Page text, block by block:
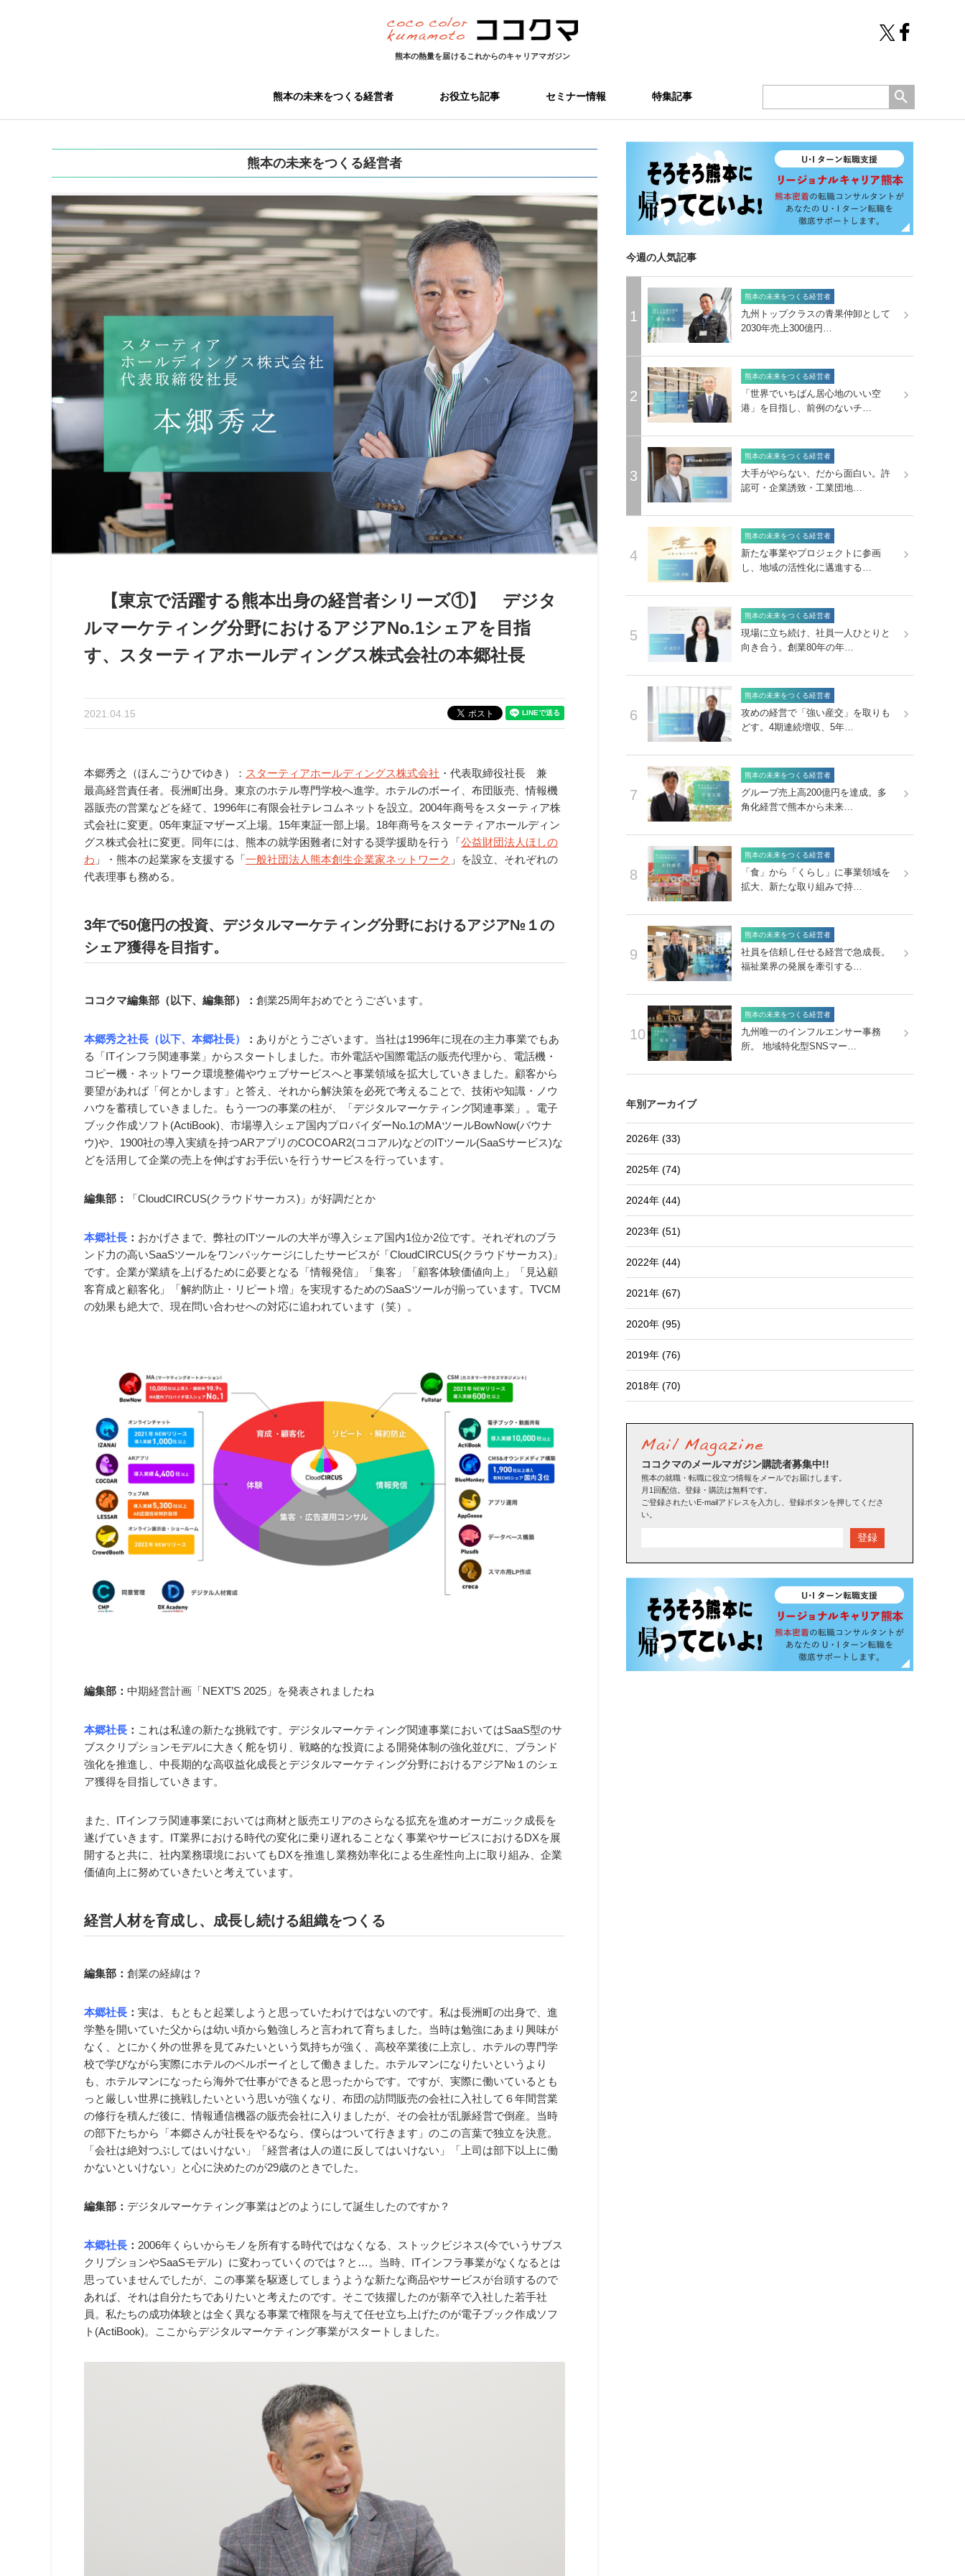
熊本の熱量を届けるこれからのキャリアマガジン
熊本の未来をつくる経営者 お役立ち記事 セミナー情報 特集記事
熊本の未来をつくる経営者
【東京で活躍する熊本出身の経営者シリーズ①】 デジタ
ルマーケティング分野におけるアジアNo.1シェアを目指
す、スターティアホールディングス株式会社の本郷社長
2021.04.15
本郷秀之（ほんごうひでゆき）： スターティアホールディングス株式会社 ・代表取締役社長 兼
最高経営責任者。長洲町出身。東京のホテル専門学校へ進学。ホテルのボーイ、布団販売、情報機
器販売の営業などを経て、1996年に有限会社テレコムネットを設立。2004年商号をスターティア株
式会社に変更。05年東証マザーズ上場。15年東証一部上場。18年商号をスターティアホールディン
グス株式会社に変更。同年には、熊本の就学困難者に対する奨学援助を⾏う「公益財団法人ほしの
わ 」・熊本の起業家を支援する「一般社団法人熊本創生企業家ネットワーク 」を設立、それぞれの
代表理事も務める。
3年で50億円の投資、デジタルマーケティング分野におけるアジア№１の
シェア獲得を目指す。
ココクマ編集部（以下、編集部） ： 創業25周年おめでとうございます。
本郷秀之社長（以下、本郷社長） ： ありがとうございます。当社は1996年に現在の主力事業でもあ
る「ITインフラ関連事業」からスタートしました。市外電話や国際電話の販売代理から、電話機・
コピー機・ネットワーク環境整備やウェブサービスへと事業領域を拡大していきました。顧客から
要望があれば「何とかします」と答え、それから解決策を必死で考えることで、技術や知識・ノウ
ハウを蓄積していきました。もう一つの事業の柱が、「デジタルマーケティング関連事業」。電子
ブック作成ソフト(ActiBook)、市場導入シェア国内プロバイダーNo.1のMAツールBowNow(バウナ
ウ)や、1900社の導⼊実績を持つARアプリのCOCOAR2(ココアル)などのITツール(SaaSサービス)な
どを活用して企業の売上を伸ばすお手伝いを行うサービスを行っています。
編集部： 「CloudCIRCUS(クラウドサーカス)」が好調だとか
本郷社長 ： おかげさまで、弊社のITツールの大半が導入シェア国内1位か2位です。それぞれのブラ
ンド力の高いSaaSツールをワンパッケージにしたサービスが「CloudCIRCUS(クラウドサーカス)」
です。企業が業績を上げるために必要となる「情報発信」「集客」「顧客体験価値向上」「見込顧
客育成と顧客化」「解約防止・リピート増」を実現するためのSaaSツールが揃っています。TVCM
の効果も絶大で、現在問い合わせへの対応に追われています（笑）。
編集部： 中期経営計画「NEXT’S 2025」を発表されましたね
本郷社長 ： これは私達の新たな挑戦です。デジタルマーケティング関連事業においてはSaaS型のサ
ブスクリプションモデルに大きく舵を切り、戦略的な投資による開発体制の強化並びに、ブランド
強化を推進し、中長期的な高収益化成長とデジタルマーケティング分野におけるアジア№１のシェ
ア獲得を目指していきます。
また、ITインフラ関連事業においては商材と販売エリアのさらなる拡充を進めオーガニック成長を
遂げていきます。IT業界における時代の変化に乗り遅れることなく事業やサービスにおけるDXを展
開すると共に、社内業務環境においてもDXを推進し業務効率化による生産性向上に取り組み、企業
価値向上に努めていきたいと考えています。
経営人材を育成し、成長し続ける組織をつくる
編集部： 創業の経緯は？
本郷社長 ： 実は、もともと起業しようと思っていたわけではないのです。私は長洲町の出身で、進
学塾を開いていた父からは幼い頃から勉強しろと言われて育ちました。当時は勉強にあまり興味が
なく、とにかく外の世界を見てみたいという気持ちが強く、高校卒業後に上京し、ホテルの専門学
校で学びながら実際にホテルのベルボーイとして働きました。ホテルマンになりたいというより
も、ホテルマンになったら海外で仕事ができると思ったからです。ですが、実際に働いているとも
っと厳しい世界に挑戦したいという思いが強くなり、布団の訪問販売の会社に入社して６年間営業
の修行を積んだ後に、情報通信機器の販売会社に入りましたが、その会社が乱脈経営で倒産。当時
の部下たちから「本郷さんが社長をやるなら、僕らはついて行きます」のこの言葉で独立を決意。
「会社は絶対つぶしてはいけない」「経営者は人の道に反してはいけない」「上司は部下以上に働
かないといけない」と心に決めたのが29歳のときでした。
編集部： デジタルマーケティング事業はどのようにして誕生したのですか？
本郷社長 ： 2006年くらいからモノを所有する時代ではなくなる、ストックビジネス(今でいうサブス
クリプションやSaaSモデル）に変わっていくのでは？と…。当時、ITインフラ事業がなくなるとは
思っていませんでしたが、この事業を駆逐してしまうような新たな商品やサービスが台頭するので
あれば、それは自分たちでありたいと考えたのです。そこで抜擢したのが新卒で入社した若手社
員。私たちの成功体験とは全く異なる事業で権限を与えて任せ立ち上げたのが電子ブック作成ソフ
ト(ActiBook)。ここからデジタルマーケティング事業がスタートしました。
今週の人気記事
1
熊本の未来をつくる経営者
九州トップクラスの青果仲卸として
2030年売上300億円…
2
熊本の未来をつくる経営者
「世界でいちばん居心地のいい空
港」を目指し、前例のないチ…
3
熊本の未来をつくる経営者
大手がやらない、だから面白い。許
認可・企業誘致・工業団地…
4
熊本の未来をつくる経営者
新たな事業やプロジェクトに参画
し、地域の活性化に邁進する…
5
熊本の未来をつくる経営者
現場に立ち続け、社員一人ひとりと
向き合う。創業80年の年…
6
熊本の未来をつくる経営者
攻めの経営で「強い産交」を取りも
どす。4期連続増収、5年…
7
熊本の未来をつくる経営者
グループ売上高200億円を達成。多
角化経営で熊本から未来…
8
熊本の未来をつくる経営者
「食」から「くらし」に事業領域を
拡大、新たな取り組みで持…
9
熊本の未来をつくる経営者
社員を信頼し任せる経営で急成長。
福祉業界の発展を牽引する…
10
熊本の未来をつくる経営者
九州唯一のインフルエンサー事務
所。 地域特化型SNSマー…
年別アーカイブ
2026年 (33)
2025年 (74)
2024年 (44)
2023年 (51)
2022年 (44)
2021年 (67)
2020年 (95)
2019年 (76)
2018年 (70)
ココクマのメールマガジン購読者募集中!!
熊本の就職・転職に役立つ情報をメールでお届けします。
月1回配信。登録・購読は無料です。
ご登録されたいE-mailアドレスを入力し、登録ボタンを押してくださ
い。
登録